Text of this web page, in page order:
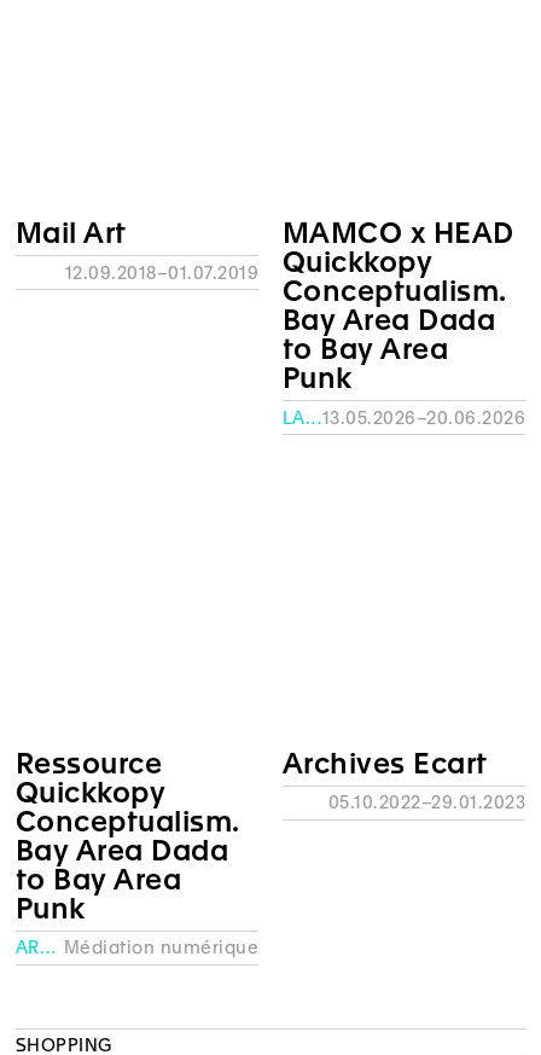
Conceptualism.
Bay Area Dada
to Bay Area
Punk
LA FABRIQUE – HEAD 13.05.2026–20.06.2026
to Bay Area
Punk
ARCHIVES Médiation numérique
SHOPPING